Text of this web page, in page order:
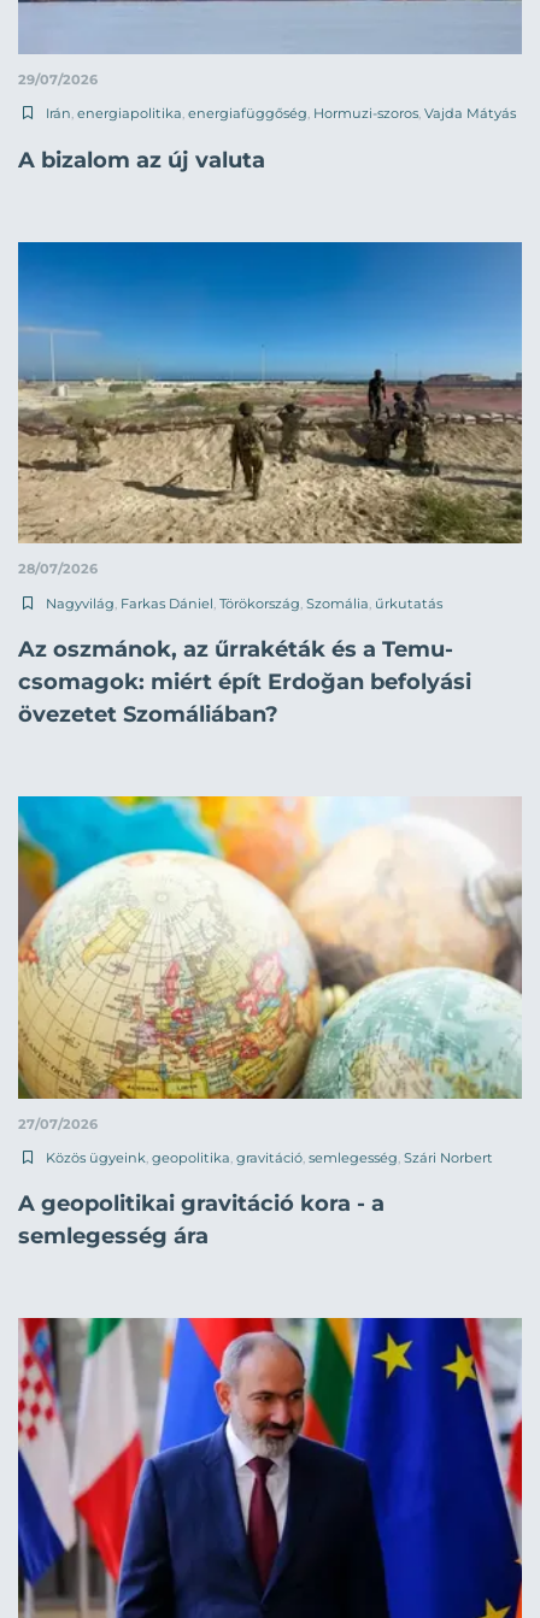
29/07/2026
Irán, energiapolitika, energiafüggőség, Hormuzi-szoros, Vajda Mátyás
A bizalom az új valuta
28/07/2026
Nagyvilág Farkas Dániel Törökország Szomália űrkutatás
Az oszmánok, az űrrakéták és a Temu-
csomagok: miért épít Erdoğan befolyási
övezetet Szomáliában?
27/07/2026
Közös ügyeink geopolitika gravitáció semlegesség Szári Norbert
A geopolitikai gravitáció kora - a
semlegesség ára